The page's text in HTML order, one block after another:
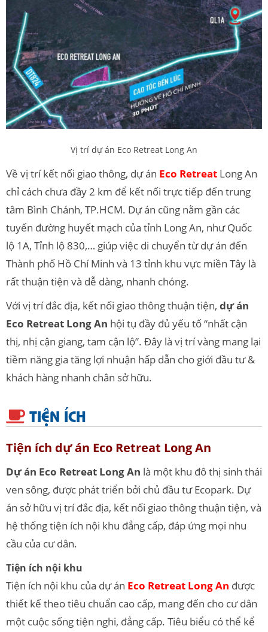
Vị trí dự án Eco Retreat Long An
Về vị trí kết nối giao thông, dự án Eco Retreat Long An
chỉ cách chưa đầy 2 km để kết nối trực tiếp đến trung
tâm Bình Chánh, TP.HCM. Dự án cũng nằm gần các
tuyến đường huyết mạch của tỉnh Long An, như Quốc
lộ 1A, Tỉnh lộ 830,… giúp việc di chuyển từ dự án đến
Thành phố Hồ Chí Minh và 13 tỉnh khu vực miền Tây là
rất thuận tiện và dễ dàng, nhanh chóng.
Với vị trí đắc địa, kết nối giao thông thuận tiện, dự án
Eco Retreat Long An hội tụ đầy đủ yếu tố “nhất cận
thị, nhị cận giang, tam cận lộ”. Đây là vị trí vàng mang lại
tiềm năng gia tăng lợi nhuận hấp dẫn cho giới đầu tư &
khách hàng nhanh chân sở hữu.
TIỆN ÍCH
Tiện ích dự án Eco Retreat Long An
Dự án Eco Retreat Long An là một khu đô thị sinh thái
ven sông, được phát triển bởi chủ đầu tư Ecopark. Dự
án sở hữu vị trí đắc địa, kết nối giao thông thuận tiện, và
hệ thống tiện ích nội khu đẳng cấp, đáp ứng mọi nhu
cầu của cư dân.
Tiện ích nội khu
Tiện ích nội khu của dự án Eco Retreat Long An được
thiết kế theo tiêu chuẩn cao cấp, mang đến cho cư dân
một cuộc sống tiện nghi, đẳng cấp. Tiêu biểu có thể kể